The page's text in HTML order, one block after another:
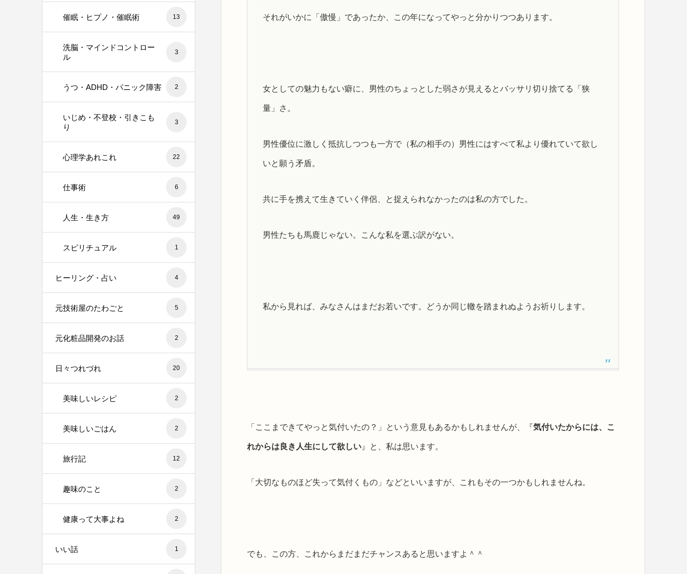
それがいかに「傲慢」であったか、この年になってやっと分かりつつあります。
女としての魅力もない癖に、男性のちょっとした弱さが見えるとバッサリ切り捨てる「狭
量」さ。
男性優位に激しく抵抗しつつも一方で（私の相手の）男性にはすべて私より優れていて欲し
いと願う矛盾。
共に手を携えて生きていく伴侶、と捉えられなかったのは私の方でした。
男性たちも馬鹿じゃない。こんな私を選ぶ訳がない。
私から見れば、みなさんはまだお若いです。どうか同じ轍を踏まれぬようお祈りします。
「ここまできてやっと気付いたの？」という意見もあるかもしれませんが、『気付いたからには、こ
れからは良き人生にして欲しい』と、私は思います。
「大切なものほど失って気付くもの」などといいますが、これもその一つかもしれませんね。
でも、この方、これからまだまだチャンスあると思いますよ＾＾
催眠・ヒプノ・催眠術 13
洗脳・マインドコントロー
ル
3
うつ・ADHD・パニック障害 2
いじめ・不登校・引きこも
り
3
心理学あれこれ 22
仕事術 6
人生・生き方 49
スピリチュアル 1
ヒーリング・占い 4
元技術屋のたわごと 5
元化粧品開発のお話 2
日々つれづれ 20
美味しいレシピ 2
美味しいごはん 2
旅行記 12
趣味のこと 2
健康って大事よね 2
いい話 1